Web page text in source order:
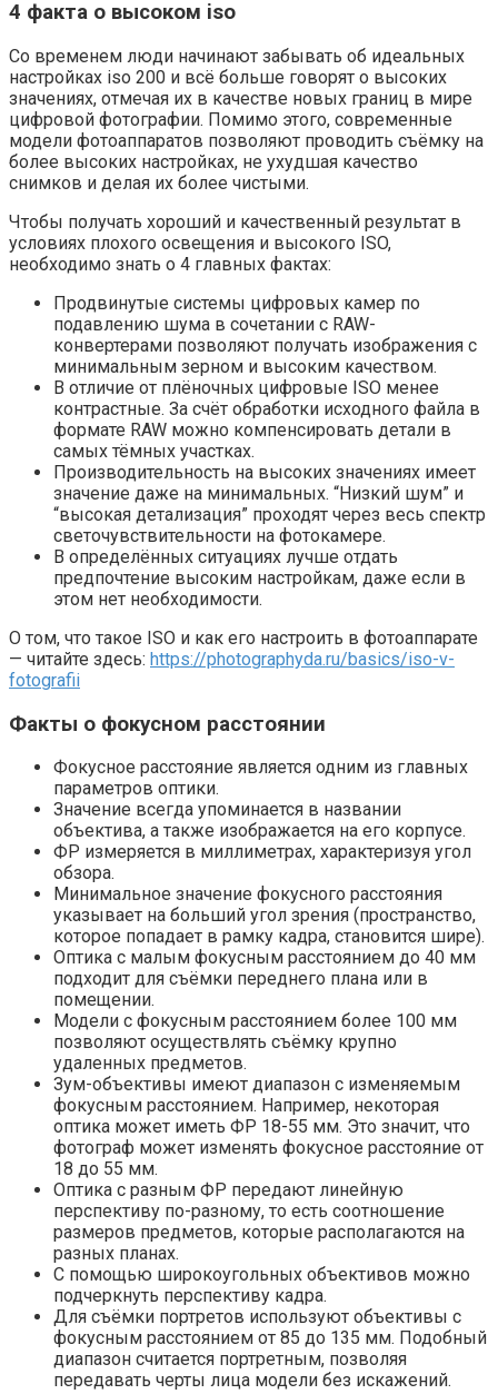
4 факта о высоком iso
Со временем люди начинают забывать об идеальных
настройках iso 200 и всё больше говорят о высоких
значениях, отмечая их в качестве новых границ в мире
цифровой фотографии. Помимо этого, современные
модели фотоаппаратов позволяют проводить съёмку на
более высоких настройках, не ухудшая качество
снимков и делая их более чистыми.
Чтобы получать хороший и качественный результат в
условиях плохого освещения и высокого ISO,
необходимо знать о 4 главных фактах:
Продвинутые системы цифровых камер по
подавлению шума в сочетании с RAW-
конвертерами позволяют получать изображения с
минимальным зерном и высоким качеством.
В отличие от плёночных цифровые ISO менее
контрастные. За счёт обработки исходного файла в
формате RAW можно компенсировать детали в
самых тёмных участках.
Производительность на высоких значениях имеет
значение даже на минимальных. “Низкий шум” и
“высокая детализация” проходят через весь спектр
светочувствительности на фотокамере.
В определённых ситуациях лучше отдать
предпочтение высоким настройкам, даже если в
этом нет необходимости.
О том, что такое ISO и как его настроить в фотоаппарате
— читайте здесь: https://photographyda.ru/basics/iso-v-
fotografii
Факты о фокусном расстоянии
Фокусное расстояние является одним из главных
параметров оптики.
Значение всегда упоминается в названии
объектива, а также изображается на его корпусе.
ФР измеряется в миллиметрах, характеризуя угол
обзора.
Минимальное значение фокусного расстояния
указывает на больший угол зрения (пространство,
которое попадает в рамку кадра, становится шире).
Оптика с малым фокусным расстоянием до 40 мм
подходит для съёмки переднего плана или в
помещении.
Модели с фокусным расстоянием более 100 мм
позволяют осуществлять съёмку крупно
удаленных предметов.
Зум-объективы имеют диапазон с изменяемым
фокусным расстоянием. Например, некоторая
оптика может иметь ФР 18-55 мм. Это значит, что
фотограф может изменять фокусное расстояние от
18 до 55 мм.
Оптика с разным ФР передают линейную
перспективу по-разному, то есть соотношение
размеров предметов, которые располагаются на
разных планах.
С помощью широкоугольных объективов можно
подчеркнуть перспективу кадра.
Для съёмки портретов используют объективы с
фокусным расстоянием от 85 до 135 мм. Подобный
диапазон считается портретным, позволяя
передавать черты лица модели без искажений.